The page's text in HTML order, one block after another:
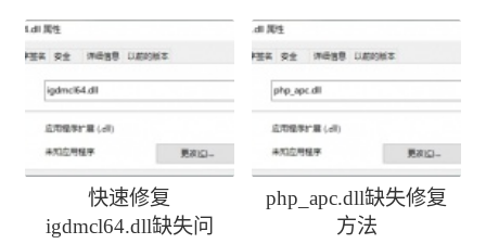
快速修复
igdmcl64.dll缺失问
php_apc.dll缺失修复
方法